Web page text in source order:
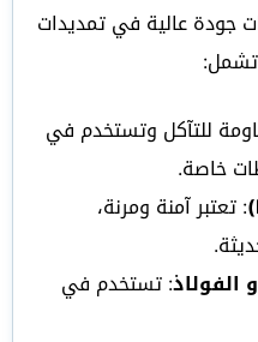
جودة عالية في تمديدات
تشمل:
للتآكل وتستخدم في
خاصة.
: تعتبر آمنة ومرنة،
الفولاذ: تستخدم في